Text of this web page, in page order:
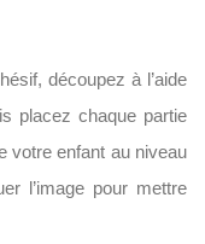
découpez à l’aide
placez chaque partie
votre enfant au niveau
l’image pour mettre